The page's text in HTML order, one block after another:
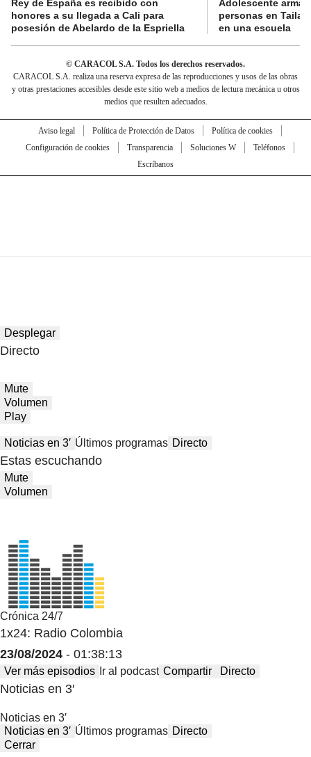
Rey de España es recibido con
honores a su llegada a Cali para
posesión de Abelardo de la Espriella
Adolescente
personas en
en una escuela
© CARACOL S.A. Todos los derechos reservados.
CARACOL S.A. realiza una reserva expresa de las reproducciones y usos de las obras
y otras prestaciones accesibles desde este sitio web a medios de lectura mecánica u otros
medios que resulten adecuados.
Aviso legal Política de Protección de Datos
Política de cookies
Configuración de cookies
Transparencia Soluciones W
Teléfonos
Escríbanos
Desplegar
Directo
Mute
Volumen
Play
Noticias en 3′ Últimos programas Directo
Estas escuchando
Mute
Volumen
Crónica 24/7
1x24: Radio Colombia
23/08/2024 - 01:38:13
Ver más episodios Ir al podcast Compartir Directo
Noticias en 3′
Noticias en 3′
Noticias en 3′ Últimos programas Directo
Cerrar